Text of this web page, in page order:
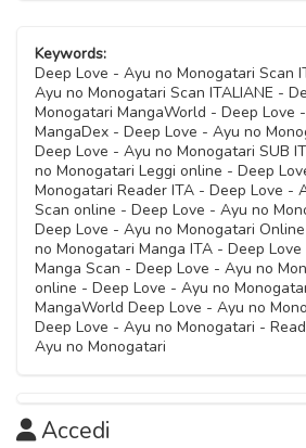
Keywords:
Deep Love - Ayu no Monogatari Scan
Ayu no Monogatari Scan ITALIANE -
Monogatari MangaWorld - Deep Love
MangaDex - Deep Love - Ayu no
Deep Love - Ayu no Monogatari SUB
no Monogatari Leggi online - Deep
Monogatari Reader ITA - Deep Love -
Scan online - Deep Love - Ayu no
Deep Love - Ayu no Monogatari
no Monogatari Manga ITA - Deep
Manga Scan - Deep Love - Ayu no
online - Deep Love - Ayu no
MangaWorld Deep Love - Ayu no
Deep Love - Ayu no Monogatari -
Ayu no Monogatari
Accedi